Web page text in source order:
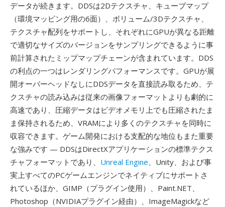
データが続きます。DDSは2Dテクスチャ、キューブマップ
（環境マッピング用の6面）、ボリューム/3Dテクスチャ、
テクスチャ配列をサポートし、それぞれにGPUが異なる距離
で適切なサイズのバージョンをサンプリングできるように事
前計算されたミップマップチェーンが含まれています。DDS
の利点の一つはレンダリングパフォーマンスです。GPUが展
開オーバーヘッドなしにDDSデータを直接読み取るため、テ
クスチャの読み込みは従来の画像フォーマットよりも劇的に
高速であり、圧縮データはビデオメモリ上でも圧縮されたま
ま保持されるため、VRAMにより多くのテクスチャを同時に
収容できます。ゲーム開発における支配的な地位もまた重要
な強みです — DDSはDirectXアプリケーションの標準テクス
チャフォーマットであり、 Unreal Engine、Unity、および事
実上すべてのPCゲームエンジンでネイティブにサポートさ
れているほか、GIMP（プラグイン使用）、Paint.NET、
Photoshop（NVIDIAプラグイン経由）、ImageMagickなど